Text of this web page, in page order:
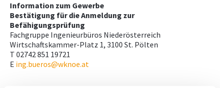
Information zum Gewerbe
Bestätigung für die Anmeldung zur
Befähigungsprüfung
Fachgruppe Ingenieurbüros Niederösterreich
Wirtschaftskammer-Platz 1, 3100 St. Pölten
T 02742 851 19721
E ing.bueros@wknoe.at